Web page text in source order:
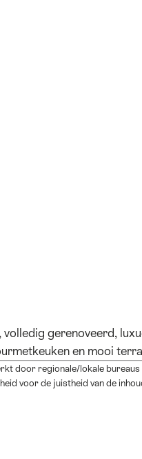
gerenoveerd,
en mooi
door regionale/lokale
voor de juistheid van de